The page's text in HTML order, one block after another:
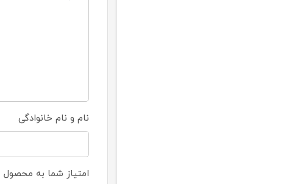
نام و نام خانوادگی
امتیاز شما به محصول